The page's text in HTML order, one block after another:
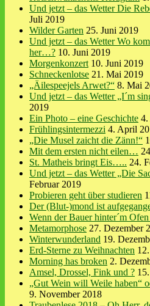
Und jetzt – das Wetter Die
Juli 2019
Wilder Garten 25. Juni 2019
Und jetzt – das Wetter Wo
her…? 10. Juni 2019
Morgenkonzert 10. Juni 2019
Schneckenlotse 21. Mai 2019
„Äilespeejels Arwet?“ 8. Mai
Und jetzt – das Wetter „I´m
2019
Ein Photo – eine Geschichte
Frühlingsintermezzi 4. April
„Die Musel zaicht die Zänn!“
Mit dem ersten nicht eilen…
St. Matheis bringt Eis….. 24.
Und jetzt – das Wetter „Die
Februar 2019
Probieren geht über studieren
Der (Blut-)mond ist
Wenn der Bauer hinter´m
Metamorphose 27. Dezember
Winterwunderland 19.
Erd-Sterne zu Weihnachten
Morning has broken 2.
Amsel, Drossel, Fink und ?
„Gut Wein will Weile haben“
9. November 2018